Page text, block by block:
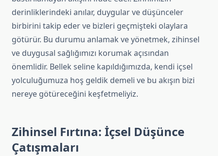
derinliklerindeki anılar, duygular ve düşünceler
birbirini takip eder ve bizleri geçmişteki olaylara
götürür. Bu durumu anlamak ve yönetmek, zihinsel
ve duygusal sağlığımızı korumak açısından
önemlidir. Bellek seline kapıldığımızda, kendi içsel
yolculuğumuza hoş geldik demeli ve bu akışın bizi
nereye götüreceğini keşfetmeliyiz.
Zihinsel Fırtına: İçsel Düşünce
Çatışmaları